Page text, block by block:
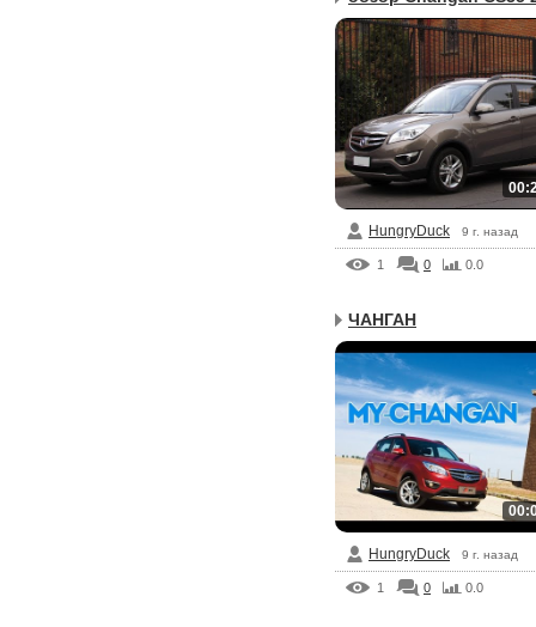
HungryDuck 9 г. назад
1 0 0.0
ЧАНГАН
HungryDuck 9 г. назад
1 0 0.0